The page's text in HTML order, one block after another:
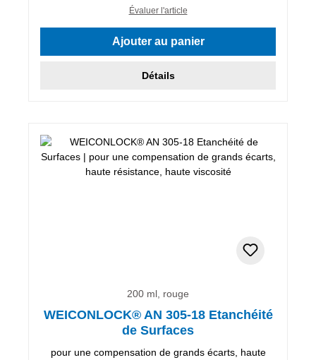
Évaluer l'article
Ajouter au panier
Détails
200 ml, rouge
WEICONLOCK® AN 305-18 Etanchéité
de Surfaces
pour une compensation de grands écarts, haute